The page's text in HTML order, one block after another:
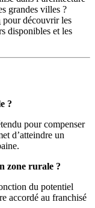
grandes villes ?
pour découvrir les
disponibles et les
?
pour compenser
d’atteindre un
zone rurale ?
du potentiel
accordé au franchisé